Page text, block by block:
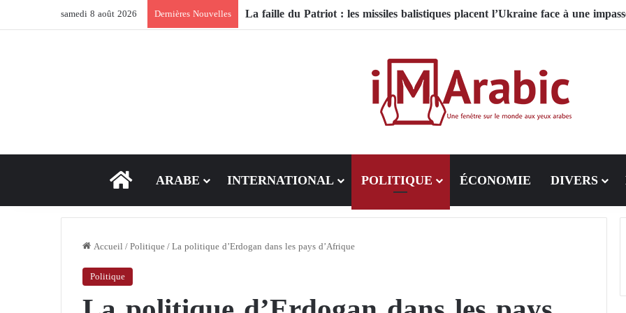
samedi 8 août 2026 Dernières Nouvelles
ACCEUIL
ARABE INTERNATIONAL POLITIQUE ÉCONOMIE DIVERS
Accueil/Politique/La politique d’Erdogan dans les pays d’Afrique
Politique